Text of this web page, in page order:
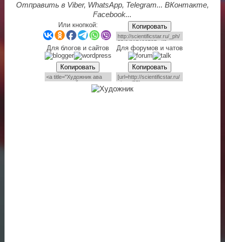
Отправить в Viber, WhatsApp, Telegram... ВКонтакте,
Facebook...
Или кнопкой: Копировать
Для блогов и сайтов Для форумов и чатов
Копировать Копировать